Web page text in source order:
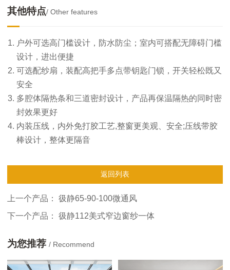
其他特点/ Other features
户外可选高门槛设计，防水防尘；室内可搭配无障碍门槛
设计，进出便捷
可选配纱扇，装配高把手多点带钥匙门锁，开关轻松既又
安全
多腔体隔热条和三道密封设计，产品再保温隔热的同时密
封效果更好
内装压线，内外免打胶工艺,整窗更美观、安全;压线带胶
棒设计，整体更隔音
返回列表
上一个产品：
彶静65-90-100微通风
下一个产品：
彶静112美式窄边窗纱一体
为您推荐/ Recommend